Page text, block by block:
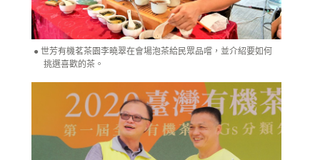
世芳有機茗茶園李曉翠在會場泡茶給民眾品嚐，並介紹要如何
挑選喜歡的茶。